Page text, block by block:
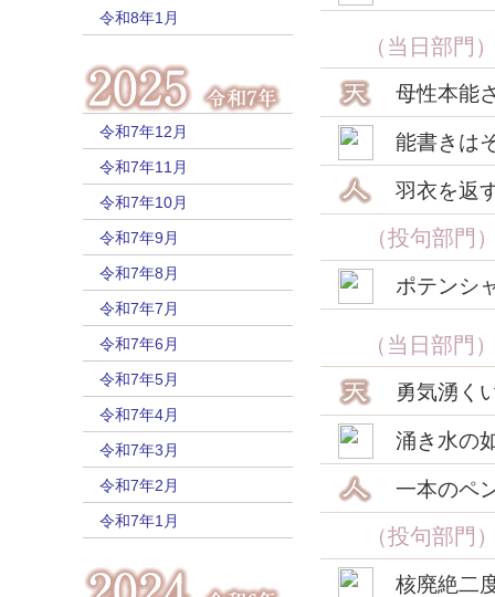
令和8年1月
令和7年12月
令和7年11月
令和7年10月
令和7年9月
令和7年8月
令和7年7月
令和7年6月
令和7年5月
令和7年4月
令和7年3月
令和7年2月
令和7年1月
（当日部門
母性本能
能書きは
羽衣を返
（投句部門
ポテンシ
（当日部門
勇気湧く
涌き水の
一本のペ
（投句部門
核廃絶二